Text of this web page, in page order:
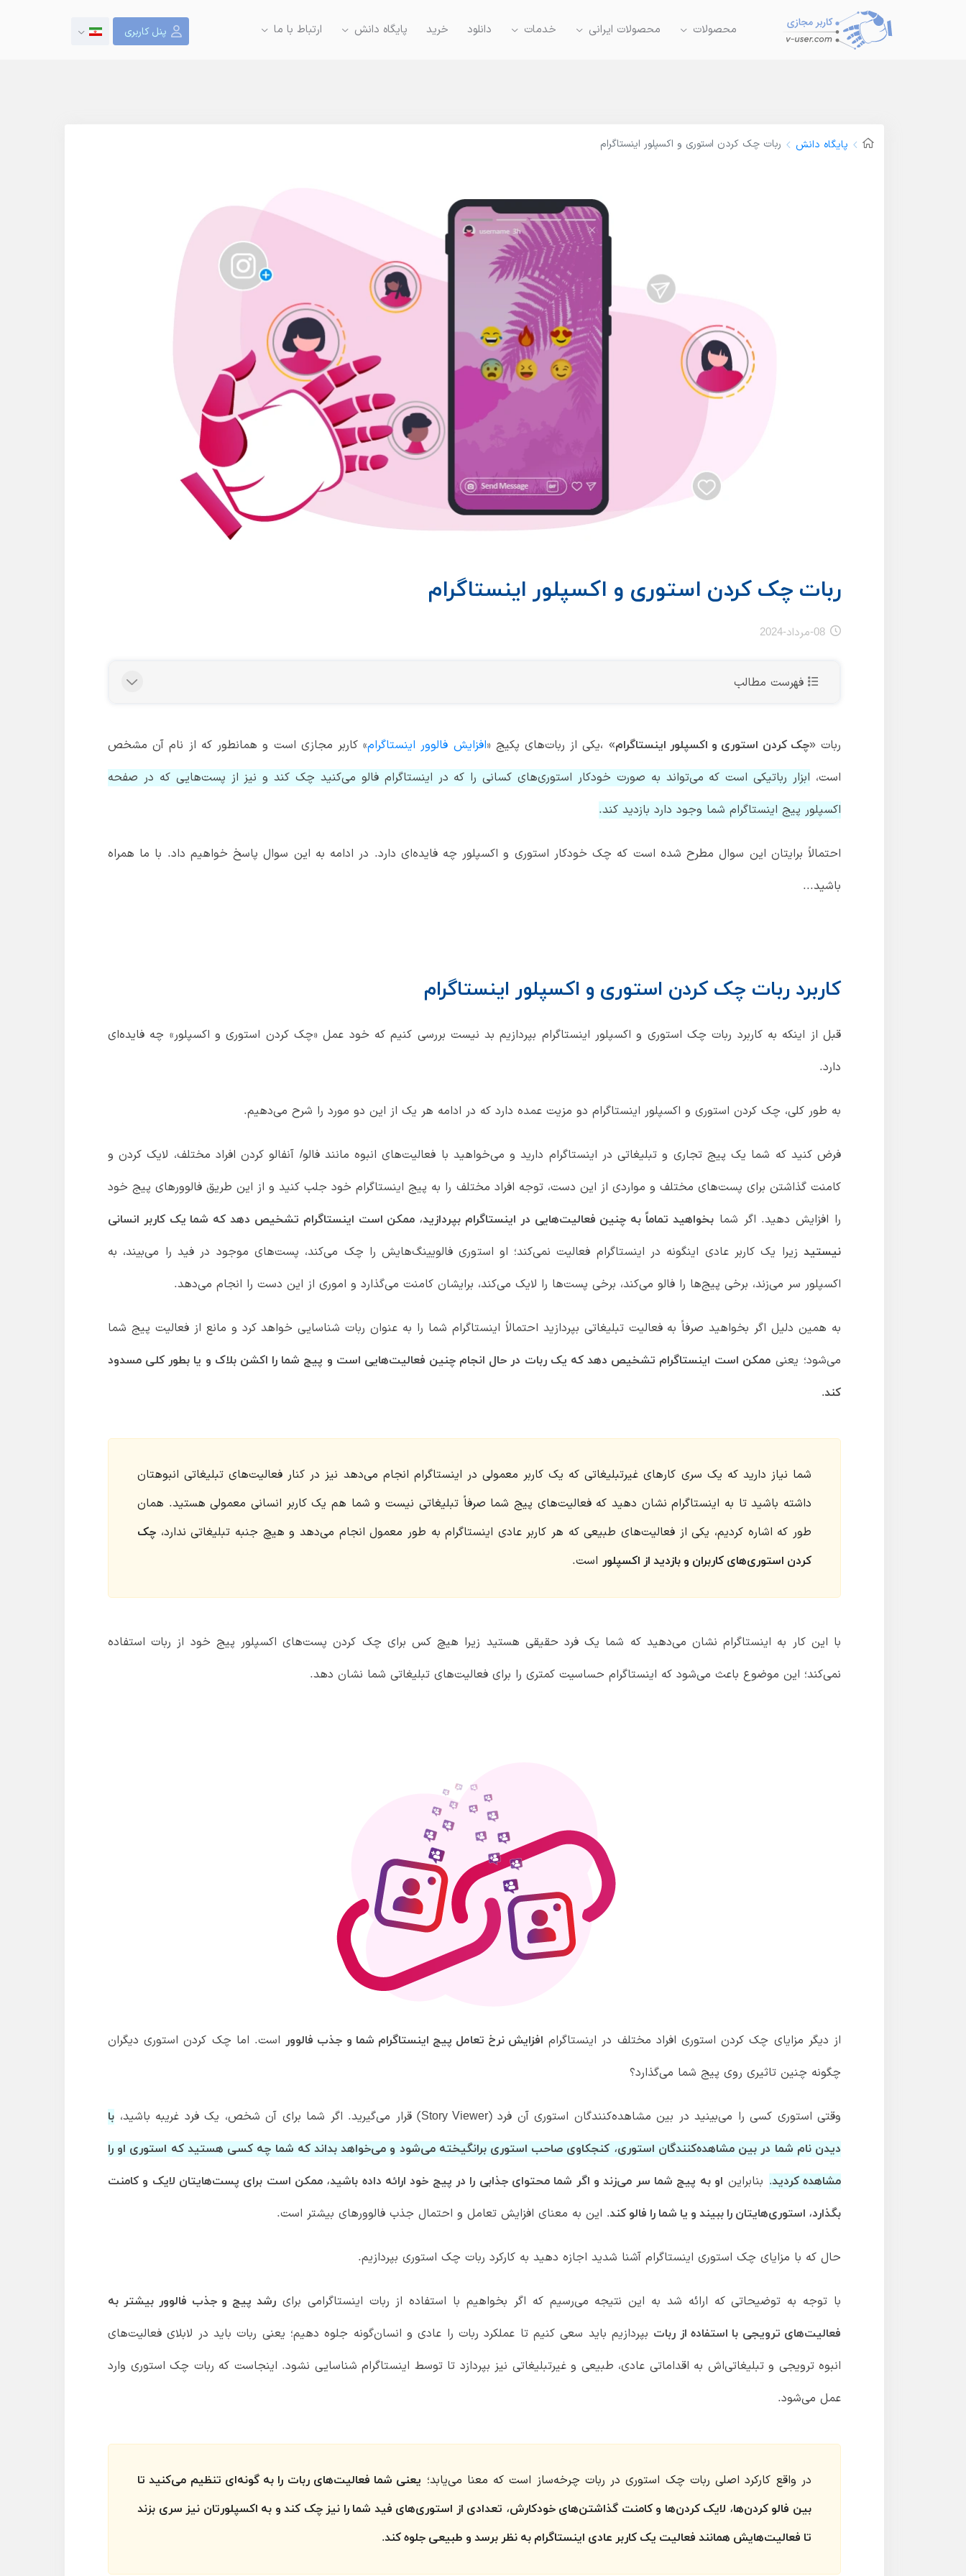
محصولات محصولات ایرانی خدمات دانلود خرید پایگاه دانش ارتباط با ما پنل کاربری
پایگاه دانش ربات چک کردن استوری و اکسپلور اینستاگرام
ربات چک کردن استوری و اکسپلور اینستاگرام
08-مرداد-2024
فهرست مطالب
ربات«چک کردن استوری و اکسپلور اینستاگرام» ،یکی از ربات‌های پکیج «افزایش فالوور اینستاگرام» کاربر مجازی است و همانطور که از نام آن مشخص
است، ابزار رباتیکی است که می‌تواند به صورت خودکار استوری‌های کسانی را که در اینستاگرام فالو می‌کنید چک کند و نیز از پست‌هایی که در صفحه
اکسپلور پیج اینستاگرام شما وجود دارد بازدید کند.
احتمالاً برایتان این سوال مطرح شده است که چک خودکار استوری و اکسپلور چه فایده‌ای دارد. در ادامه به این سوال پاسخ خواهیم داد. با ما همراه
باشید...
کاربرد ربات چک کردن استوری و اکسپلور اینستاگرام
قبل از اینکه به کاربرد ربات چک استوری و اکسپلور اینستاگرام بپردازیم بد نیست بررسی کنیم که خود عمل «چک کردن استوری و اکسپلور» چه فایده‌ای
دارد.
به طور کلی، چک کردن استوری و اکسپلور اینستاگرام دو مزیت عمده دارد که در ادامه هر یک از این دو مورد را شرح می‌دهیم.
فرض کنید که شما یک پیج تجاری و تبلیغاتی در اینستاگرام دارید و می‌خواهید با فعالیت‌های انبوه مانند فالو/ آنفالو کردن افراد مختلف، لایک کردن و
کامنت گذاشتن برای پست‌های مختلف و مواردی از این دست، توجه افراد مختلف را به پیج اینستاگرام خود جلب کنید و از این طریق فالوورهای پیج خود
را افزایش دهید. اگر شمابخواهید تماماً به چنین فعالیت‌هایی در اینستاگرام بپردازید، ممکن است اینستاگرام تشخیص دهد که شما یک کاربر انسانی
نیستید زیرا یک کاربر عادی اینگونه در اینستاگرام فعالیت نمی‌کند؛ او استوری فالویینگ‌هایش را چک می‌کند، پست‌های موجود در فید را می‌بیند، به
اکسپلور سر می‌زند، برخی پیج‌ها را فالو می‌کند، برخی پست‌ها را لایک می‌کند، برایشان کامنت می‌گذارد و اموری از این دست را انجام می‌دهد.
به همین دلیل اگر بخواهید صرفاً به فعالیت تبلیغاتی بپردازید احتمالاً اینستاگرام شما را به عنوان ربات شناسایی خواهد کرد و مانع از فعالیت پیج شما
می‌شود؛ یعنیممکن است اینستاگرام تشخیص دهد که یک ربات در حال انجام چنین فعالیت‌هایی است و پیج شما را اکشن بلاک و یا بطور کلی مسدود
کند.
شما نیاز دارید که یک سری کارهای غیرتبلیغاتی که یک کاربر معمولی در اینستاگرام انجام می‌دهد نیز در کنار فعالیت‎‌های تبلیغاتی انبوهتان
داشته باشید تا به اینستاگرام نشان دهید که فعالیت‌های پیج شما صرفاً تبلیغاتی نیست و شما هم یک کاربر انسانی معمولی هستید. همان
طور که اشاره کردیم، یکی از فعالیت‌های طبیعی که هر کاربر عادی اینستاگرام به طور معمول انجام می‌دهد و هیچ جنبه تبلیغاتی ندارد، چک
کردن استوری‌های کاربران و بازدید از اکسپلور است.
با این کار به اینستاگرام نشان می‌دهید که شما یک فرد حقیقی هستید زیرا هیچ کس برای چک کردن پست‌های اکسپلور پیج خود از ربات استفاده
نمی‌کند؛ این موضوع باعث می‌شود که اینستاگرام حساسیت کمتری را برای فعالیت‌های تبلیغاتی شما نشان دهد.
از دیگر مزایای چک کردن استوری افراد مختلف در اینستاگرام افزایش نرخ تعامل پیج اینستاگرام شما و جذب فالوور است. اما چک کردن استوری دیگران
چگونه چنین تاثیری روی پیج شما می‌گذارد؟
وقتی استوری کسی را می‌بینید در بین مشاهده‌کنندگان استوری آن فرد (Story Viewer) قرار می‌گیرید. اگر شما برای آن شخص، یک فرد غریبه باشید، با
دیدن نام شما در بین مشاهده‌کنندگان استوری، کنجکاوی صاحب استوری برانگیخته می‌شود و می‌خواهد بداند که شما چه کسی هستید که استوری او را
مشاهده کردید. بنابراین او به پیج شما سر می‌زند و اگر شما محتوای جذابی را در پیج خود ارائه داده باشید، ممکن است برای پست‌هایتان لایک و کامنت
بگذارد، استوری‌هایتان را ببیند و یا شما را فالو کند. این به معنای افزایش تعامل و احتمال جذب فالوورهای بیشتر است.
حال که با مزایای چک استوری اینستاگرام آشنا شدید اجازه دهید به کارکرد ربات چک استوری بپردازیم.
با توجه به توضیحاتی که ارائه شد به این نتیجه می‌رسیم که اگر بخواهیم با استفاده از ربات اینستاگرامی برای رشد پیج و جذب فالوور بیشتر به
فعالیت‌های ترویجی با استفاده از ربات بپردازیم باید سعی کنیم تا عملکرد ربات را عادی و انسان‌گونه جلوه دهیم؛ یعنی ربات باید در لابلای فعالیت‌های
انبوه ترویجی و تبلیغاتی‌اش به اقداماتی عادی، طبیعی و غیرتبلیغاتی نیز بپردازد تا توسط اینستاگرام شناسایی نشود. اینجاست که ربات چک استوری وارد
عمل می‌شود.
در واقع کارکرد اصلی ربات چک استوری در ربات چرخه‌ساز است که معنا می‌یابد؛ یعنی شما فعالیت‌های ربات را به گونه‌ای تنظیم می‌کنید تا
بین فالو کردن‌ها، لایک کردن‌ها و کامنت گذاشتن‌های خودکارش، تعدادی از استوری‌های فید شما را نیز چک کند و به اکسپلورتان نیز سری بزند
تا فعالیت‌هایش همانند فعالیت یک کاربر عادی اینستاگرام به نظر برسد و طبیعی جلوه کند.